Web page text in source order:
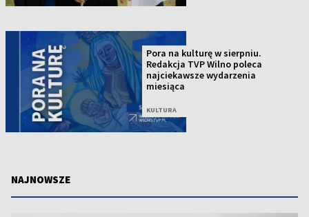
Pora na kulturę w sierpniu.
Redakcja TVP Wilno poleca
najciekawsze wydarzenia
miesiąca
KULTURA
NAJNOWSZE